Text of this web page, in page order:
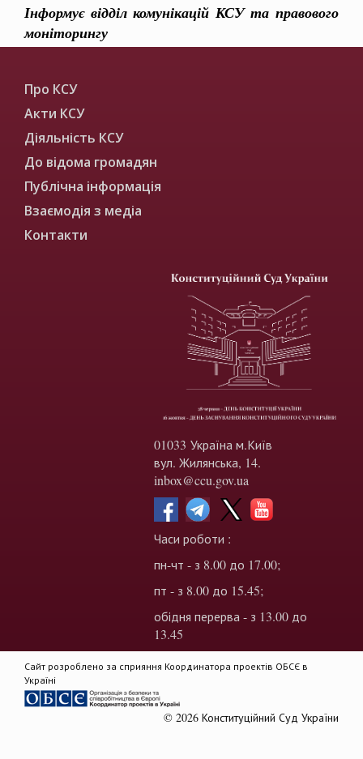
Інформує відділ комунікацій КСУ та правового
моніторингу
Про КСУ
Акти КСУ
Діяльність КСУ
До відома громадян
Публічна інформація
Взаємодія з медіа
Контакти
01033 Україна м.Київ
вул. Жилянська, 14.
inbox@ccu.gov.ua
Часи роботи :
пн-чт - з 8.00 до 17.00;
пт - з 8.00 до 15.45;
обідня перерва - з 13.00 до
13.45
Сайт розроблено за сприяння Координатора проектів ОБСЄ в
Україні
© 2026 Конституційний Суд України